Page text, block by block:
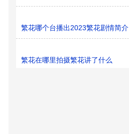
繁花哪个台播出2023繁花剧情简介
繁花在哪里拍摄繁花讲了什么